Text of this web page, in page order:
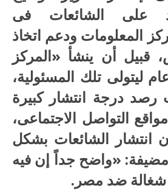
على الشائعات فى
مركز المعلومات ودعم اتخاذ
قبيل أن ينشأ «المركز
ليتولى تلك المسئولية،
درجة انتشار كبيرة
التواصل الاجتماعى،
انتشار الشائعات بشكل
«واضح جداً إن فيه
شغالة ضد مصر.